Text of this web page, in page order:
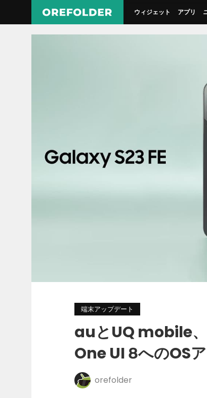
ウィジェット アプリ
端末アップデート
auとUQ mobile
One UI 8へのOS
orefolder